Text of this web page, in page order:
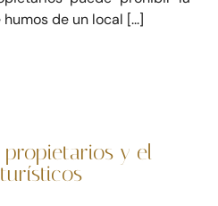
de un local [...]
inmobiliario
y el